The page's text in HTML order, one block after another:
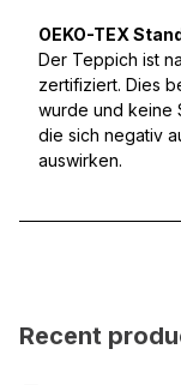
OEKO-TEX
Der Teppich ist
zertifiziert. Dies
wurde und keine
die sich negativ
auswirken.
Recent